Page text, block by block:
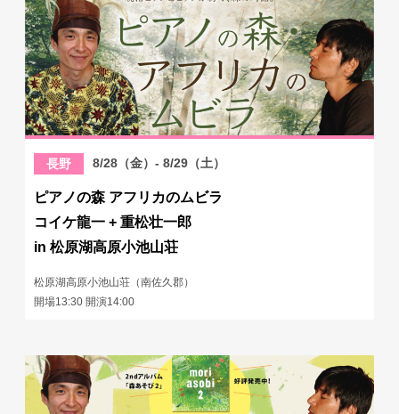
長野 8/28（金）- 8/29（土）
ピアノの森 アフリカのムビラ
コイケ龍一 + 重松壮一郎
in 松原湖高原小池山荘
松原湖高原小池山荘（南佐久郡）
開場13:30 開演14:00